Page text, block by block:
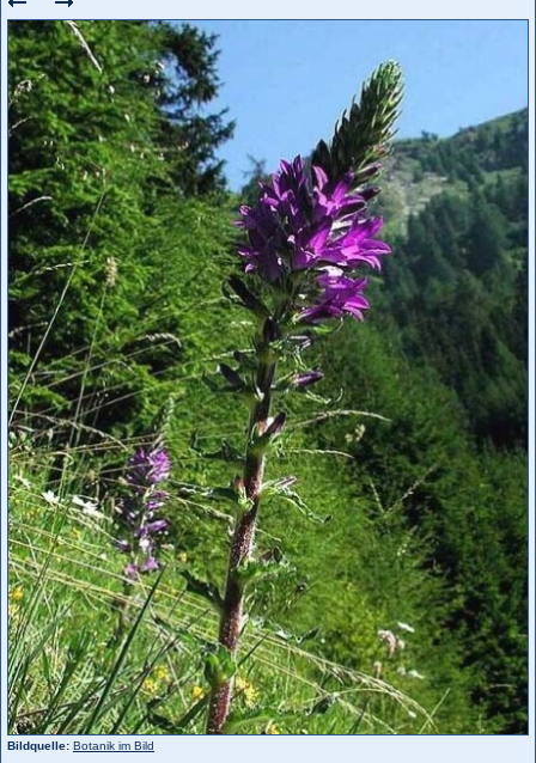
Bildquelle: Botanik im Bild